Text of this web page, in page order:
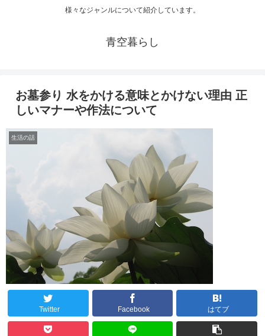
様々なジャンルについて紹介しています。
青空暮らし
お墓参り 水をかける意味とかけない理由 正
しいマナーや作法について
生活の話
Twitter Facebook はてブ